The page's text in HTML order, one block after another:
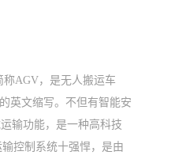
AGV，是无人搬运车
的英文缩写。不但有智能安
输功能，是一种高科技
控制系统十强悍，是由